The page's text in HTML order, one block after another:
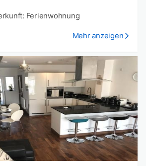
Ferienwohnung
Mehr anzeigen